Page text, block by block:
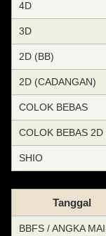
4D
3D
2D (BB)
2D (CADANGAN)
COLOK BEBAS
COLOK BEBAS 2D
SHIO
Tanggal
BBFS / ANGKA